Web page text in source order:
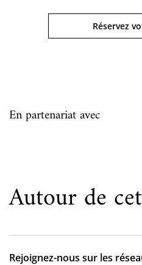
Réservez
En partenariat avec
Autour de
Rejoignez-nous sur les